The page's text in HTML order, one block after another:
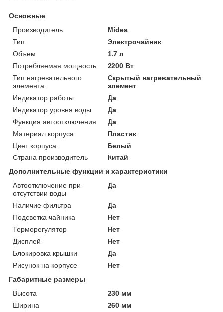
Основные
Производитель
Midea
Тип
Электрочайник
Объем
1.7 л
Потребляемая мощность
2200 Вт
Тип нагревательного
элемента
Скрытый нагревательный
элемент
Индикатор работы
Да
Индикатор уровня воды
Да
Функция автоотключения
Да
Материал корпуса
Пластик
Цвет корпуса
Белый
Страна производитель
Китай
Дополнительные функции и характеристики
Автоотключение при
отсутствии воды
Да
Наличие фильтра
Да
Подсветка чайника
Нет
Терморегулятор
Нет
Дисплей
Нет
Блокировка крышки
Да
Рисунок на корпусе
Нет
Габаритные размеры
Высота
230 мм
Ширина
260 мм